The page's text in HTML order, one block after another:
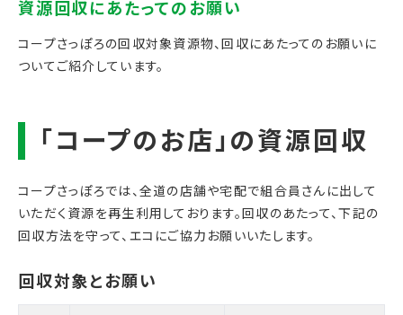
コープさっぽろの回収対象資源物、回収にあたってのお願いに
ついてご紹介しています。
コープさっぽろでは、全道の店舗や宅配で組合員さんに出して
いただく資源を再生利用しております。回収のあたって、下記の
回収方法を守って、エコにご協力お願いいたします。